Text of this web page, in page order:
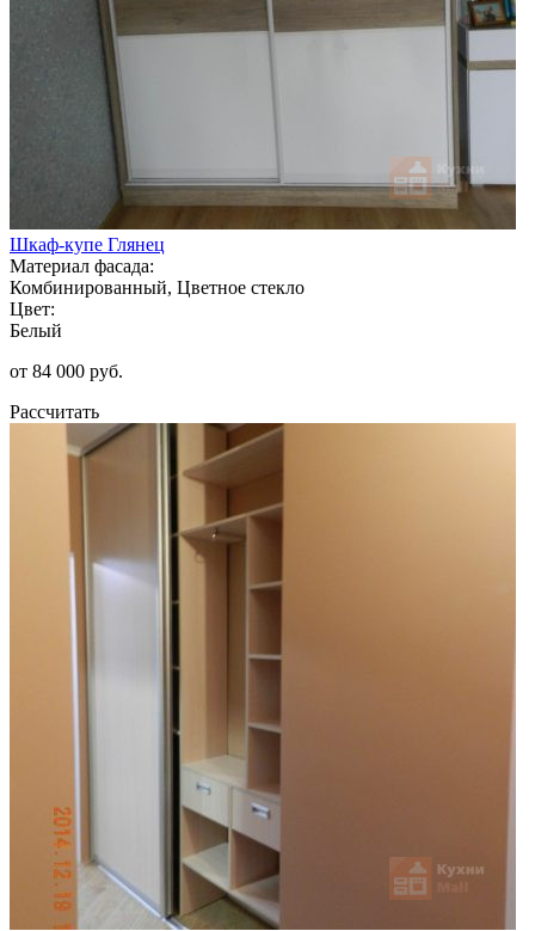
Шкаф-купе Глянец
Материал фасада:
Комбинированный, Цветное стекло
Цвет:
Белый
от 84 000 руб.
Рассчитать